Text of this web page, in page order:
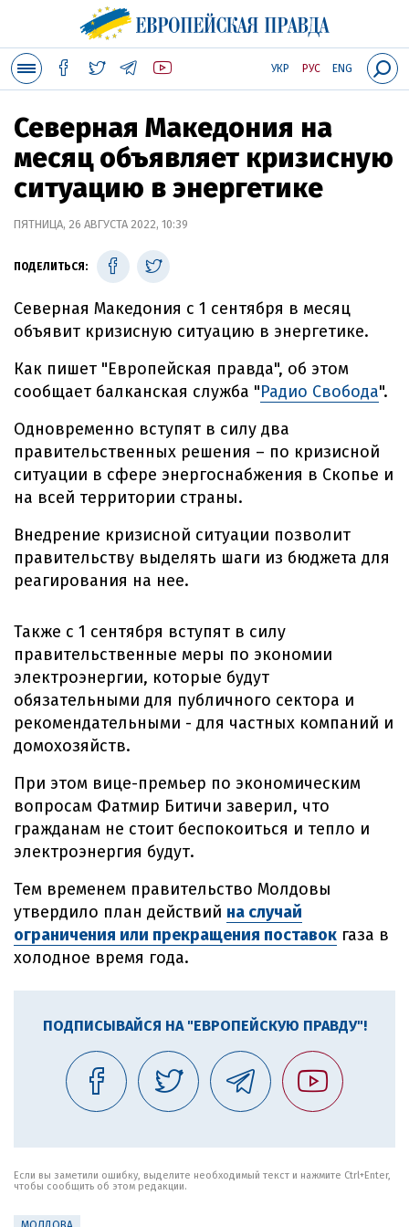
УКР РУС ENG
Северная Македония на
месяц объявляет кризисную
ситуацию в энергетике
ПЯТНИЦА, 26 АВГУСТА 2022, 10:39
ПОДЕЛИТЬСЯ:
Северная Македония с 1 сентября в месяц
объявит кризисную ситуацию в энергетике.
Как пишет "Европейская правда", об этом
сообщает балканская служба "Радио Свобода".
Одновременно вступят в силу два
правительственных решения – по кризисной
ситуации в сфере энергоснабжения в Скопье и
на всей территории страны.
Внедрение кризисной ситуации позволит
правительству выделять шаги из бюджета для
реагирования на нее.
Также с 1 сентября вступят в силу
правительственные меры по экономии
электроэнергии, которые будут
обязательными для публичного сектора и
рекомендательными - для частных компаний и
домохозяйств.
При этом вице-премьер по экономическим
вопросам Фатмир Битичи заверил, что
гражданам не стоит беспокоиться и тепло и
электроэнергия будут.
Тем временем правительство Молдовы
утвердило план действий на случай
ограничения или прекращения поставок газа в
холодное время года.
ПОДПИСЫВАЙСЯ НА "ЕВРОПЕЙСКУЮ ПРАВДУ"!
Если вы заметили ошибку, выделите необходимый текст и нажмите Ctrl+Enter,
чтобы сообщить об этом редакции.